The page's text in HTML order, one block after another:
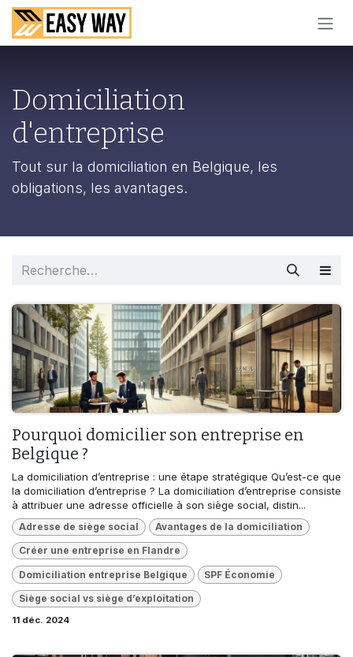
SE RENDRE AU CONTENU
Domiciliation
d'entreprise
Tout sur la domiciliation en Belgique, les
obligations, les avantages.
Pourquoi domicilier son entreprise en
Belgique ?
La domiciliation d’entreprise : une étape stratégique Qu’est-ce que
la domiciliation d’entreprise ? La domiciliation d’entreprise consiste
à attribuer une adresse officielle à son siège social, distin...
Adresse de siège social Avantages de la domiciliation
Créer une entreprise en Flandre
Domiciliation entreprise Belgique SPF Économie
Siège social vs siège d’exploitation
11 déc. 2024